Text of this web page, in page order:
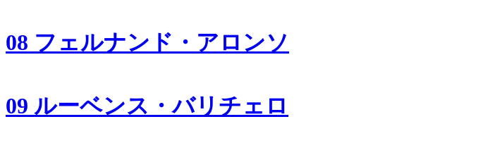
08 フェルナンド・アロンソ
09 ルーベンス・バリチェロ